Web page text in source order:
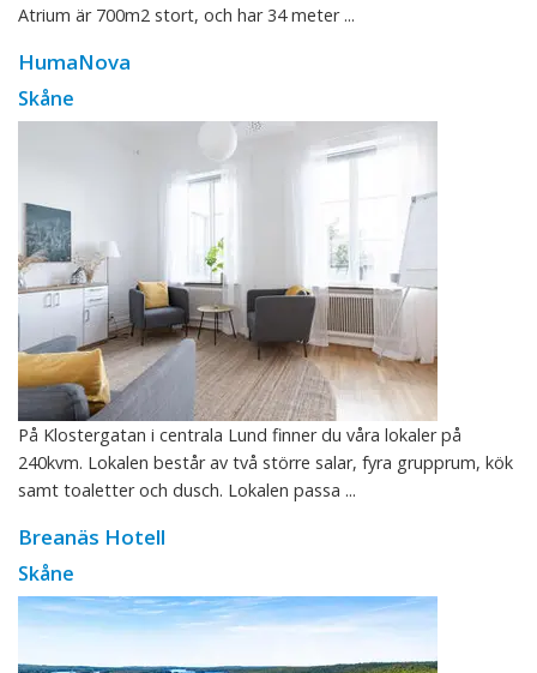
Atrium är 700m2 stort, och har 34 meter ...
HumaNova
Skåne
På Klostergatan i centrala Lund finner du våra lokaler på
240kvm. Lokalen består av två större salar, fyra grupprum, kök
samt toaletter och dusch. Lokalen passa ...
Breanäs Hotell
Skåne